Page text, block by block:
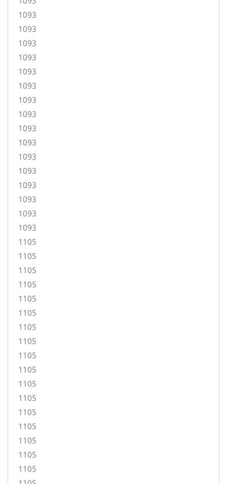
1093
1093
1093
1093
1093
1093
1093
1093
1093
1093
1093
1093
1093
1093
1093
1093
1105
1105
1105
1105
1105
1105
1105
1105
1105
1105
1105
1105
1105
1105
1105
1105
1105